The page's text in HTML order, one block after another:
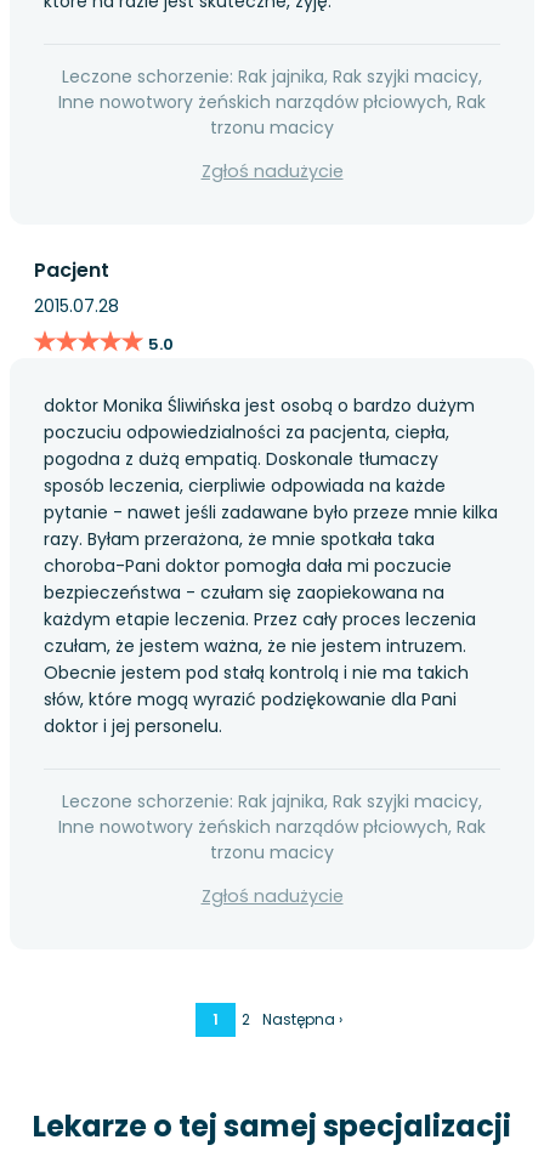
Leczone schorzenie: Rak jajnika, Rak szyjki macicy,
Inne nowotwory żeńskich narządów płciowych, Rak
trzonu macicy
Zgłoś nadużycie
Pacjent
2015.07.28
★★★★★
★★★★★ 5.0
doktor Monika Śliwińska jest osobą o bardzo dużym
poczuciu odpowiedzialności za pacjenta, ciepła,
pogodna z dużą empatią. Doskonale tłumaczy
sposób leczenia, cierpliwie odpowiada na każde
pytanie - nawet jeśli zadawane było przeze mnie kilka
razy. Byłam przerażona, że mnie spotkała taka
choroba-Pani doktor pomogła dała mi poczucie
bezpieczeństwa - czułam się zaopiekowana na
każdym etapie leczenia. Przez cały proces leczenia
czułam, że jestem ważna, że nie jestem intruzem.
Obecnie jestem pod stałą kontrolą i nie ma takich
słów, które mogą wyrazić podziękowanie dla Pani
doktor i jej personelu.
Leczone schorzenie: Rak jajnika, Rak szyjki macicy,
Inne nowotwory żeńskich narządów płciowych, Rak
trzonu macicy
Zgłoś nadużycie
1 2 Następna ›
Lekarze o tej samej specjalizacji